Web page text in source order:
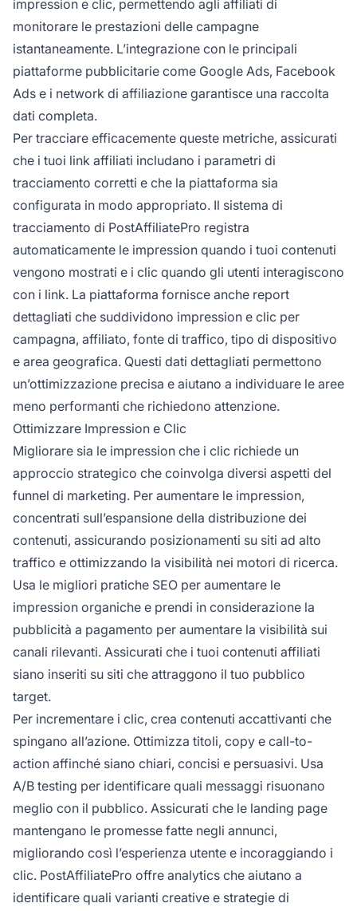
impression e clic, permettendo agli affiliati di
monitorare le prestazioni delle campagne
istantaneamente. L’integrazione con le principali
piattaforme pubblicitarie come Google Ads, Facebook
Ads e i network di affiliazione garantisce una raccolta
dati completa.
Per tracciare efficacemente queste metriche, assicurati
che i tuoi link affiliati includano i parametri di
tracciamento corretti e che la piattaforma sia
configurata in modo appropriato. Il sistema di
tracciamento di PostAffiliatePro registra
automaticamente le impression quando i tuoi contenuti
vengono mostrati e i clic quando gli utenti interagiscono
con i link. La piattaforma fornisce anche report
dettagliati che suddividono impression e clic per
campagna, affiliato, fonte di traffico, tipo di dispositivo
e area geografica. Questi dati dettagliati permettono
un’ottimizzazione precisa e aiutano a individuare le aree
meno performanti che richiedono attenzione.
Ottimizzare Impression e Clic
Migliorare sia le impression che i clic richiede un
approccio strategico che coinvolga diversi aspetti del
funnel di marketing. Per aumentare le impression,
concentrati sull’espansione della distribuzione dei
contenuti, assicurando posizionamenti su siti ad alto
traffico e ottimizzando la visibilità nei motori di ricerca.
Usa le migliori pratiche SEO per aumentare le
impression organiche e prendi in considerazione la
pubblicità a pagamento per aumentare la visibilità sui
canali rilevanti. Assicurati che i tuoi contenuti affiliati
siano inseriti su siti che attraggono il tuo pubblico
target.
Per incrementare i clic, crea contenuti accattivanti che
spingano all’azione. Ottimizza titoli, copy e call-to-
action affinché siano chiari, concisi e persuasivi. Usa
A/B testing per identificare quali messaggi risuonano
meglio con il pubblico. Assicurati che le landing page
mantengano le promesse fatte negli annunci,
migliorando così l’esperienza utente e incoraggiando i
clic. PostAffiliatePro offre analytics che aiutano a
identificare quali varianti creative e strategie di